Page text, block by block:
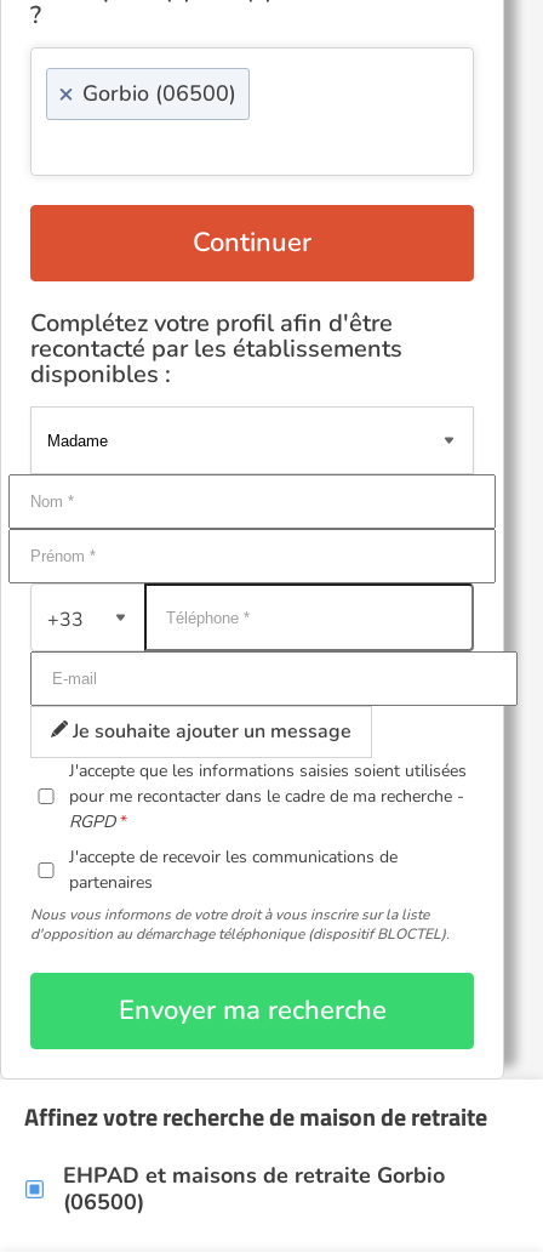
?
× Gorbio (06500)
Continuer
Complétez votre profil afin d'être
recontacté par les établissements
disponibles :
+33
Je souhaite ajouter un message
J'accepte que les informations saisies soient utilisées
pour me recontacter dans le cadre de ma recherche -
RGPD
J'accepte de recevoir les communications de
partenaires
Nous vous informons de votre droit à vous inscrire sur la liste
d'opposition au démarchage téléphonique (dispositif BLOCTEL).
Envoyer ma recherche
Affinez votre recherche de maison de retraite
EHPAD et maisons de retraite Gorbio
(06500)